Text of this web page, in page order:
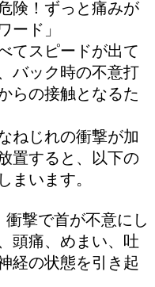
険！ずっと痛みが
ード」
てスピードが出て
バック時の不意打
らの接触となるた
ねじれの衝撃が加
置すると、以下の
まいます。
撃で首が不意にし
頭痛、めまい、吐
経の状態を引き起